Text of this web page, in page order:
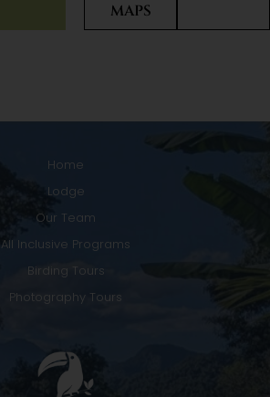
MAPS
Home
Lodge
Our Team
All Inclusive Programs
Birding Tours
Photography Tours